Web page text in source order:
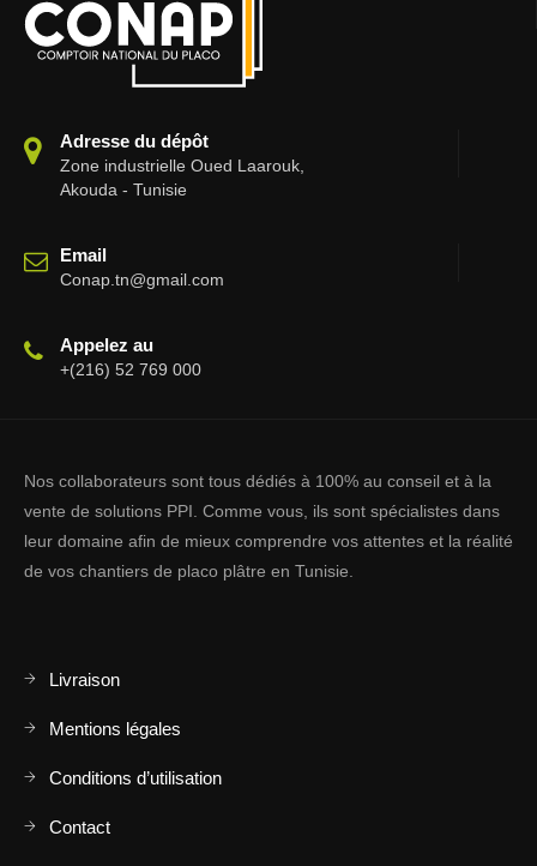
Adresse du dépôt
Zone industrielle Oued Laarouk,
Akouda - Tunisie
Email
Conap.tn@gmail.com
Appelez au
+(216) 52 769 000
Nos collaborateurs sont tous dédiés à 100% au conseil et à la
vente de solutions PPI. Comme vous, ils sont spécialistes dans
leur domaine afin de mieux comprendre vos attentes et la réalité
de vos chantiers de placo plâtre en Tunisie.
Livraison
Mentions légales
Conditions d’utilisation
Contact